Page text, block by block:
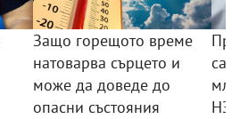
Защо горещото време
натоварва сърцето и
може да доведе до
опасни състояния
са